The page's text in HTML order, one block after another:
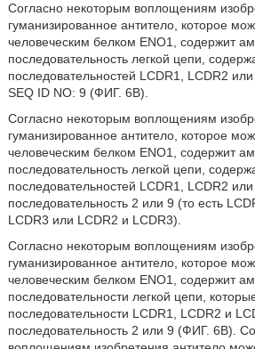
Согласно некоторым воплощениям
гуманизированное антитело, которое
человеческим белком ENO1, содержит
последовательность легкой цепи,
последовательностей LCDR1, LCDR2
SEQ ID NO: 9 (ФИГ. 6B).
Согласно некоторым воплощениям
гуманизированное антитело, которое
человеческим белком ENO1, содержит
последовательность легкой цепи,
последовательностей LCDR1, LCDR2
последовательность 2 или 9 (то есть
LCDR3 или LCDR2 и LCDR3).
Согласно некоторым воплощениям
гуманизированное антитело, которое
человеческим белком ENO1, содержит
последовательности легкой цепи,
последовательности LCDR1, LCDR2 и
последовательность 2 или 9 (ФИГ. 6B).